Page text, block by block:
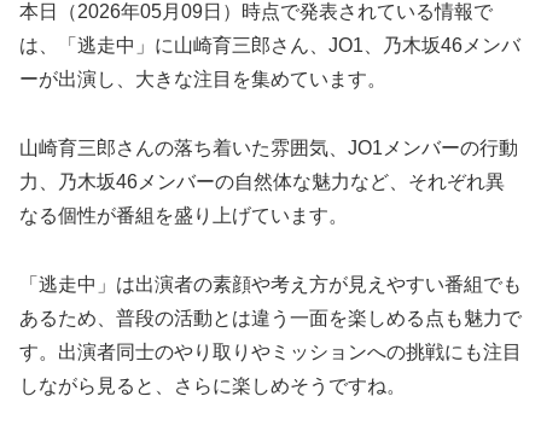
本日（2026年05月09日）時点で発表されている情報で
は、「逃走中」に山崎育三郎さん、JO1、乃木坂46メンバ
ーが出演し、大きな注目を集めています。
山崎育三郎さんの落ち着いた雰囲気、JO1メンバーの行動
力、乃木坂46メンバーの自然体な魅力など、それぞれ異
なる個性が番組を盛り上げています。
「逃走中」は出演者の素顔や考え方が見えやすい番組でも
あるため、普段の活動とは違う一面を楽しめる点も魅力で
す。出演者同士のやり取りやミッションへの挑戦にも注目
しながら見ると、さらに楽しめそうですね。